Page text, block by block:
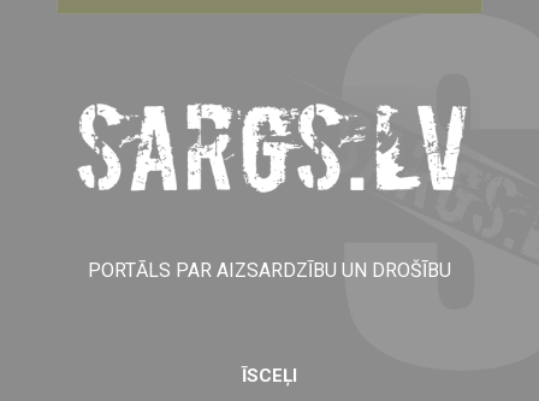
PORTĀLS PAR AIZSARDZĪBU UN DROŠĪBU
ĪSCEĻI